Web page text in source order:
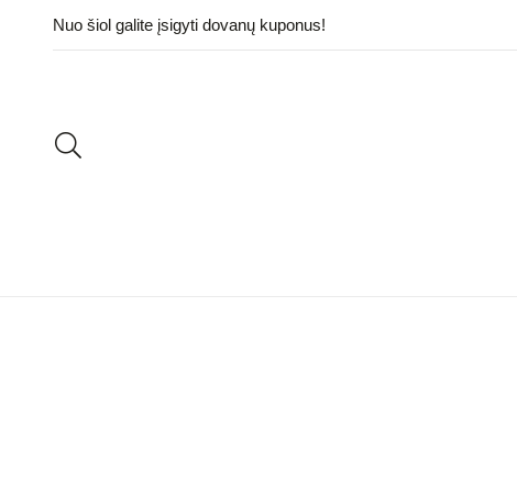
Nuo šiol galite įsigyti dovanų kuponus!